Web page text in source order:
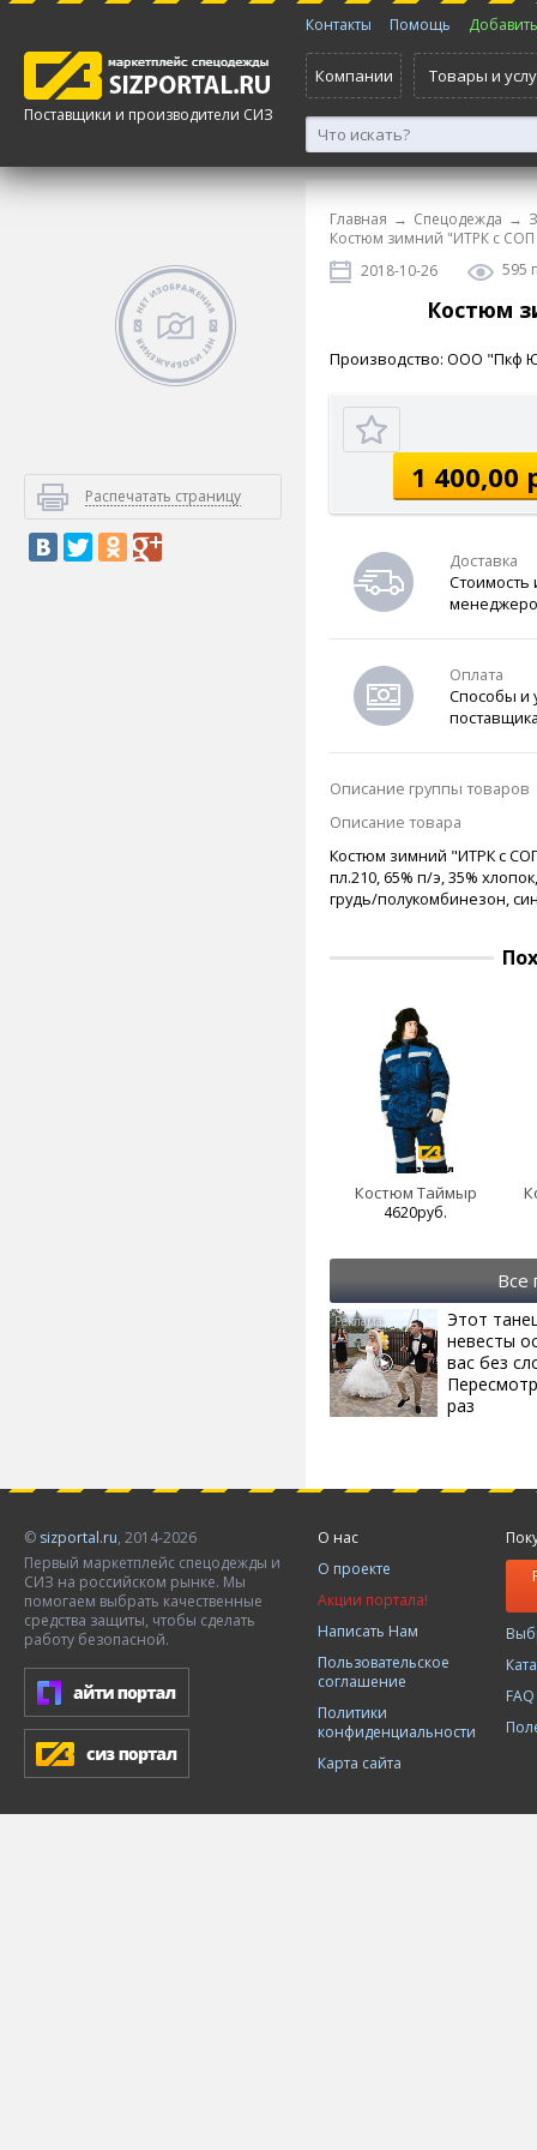
Поставщики и производители СИЗ
Контакты Помощь
Компании Товары и
Распечатать страницу
Главная → Спецодежда →
Костюм зимний "ИТРК с СОП
2018-10-26
595
Костюм
Производство: ООО "Пкф
1 400,00
Доставка
Стоимость
Оплата
Способы и
Описание группы товаров
Описание товара
Костюм зимний "ИТРК с
пл.210, 65% п/э, 35%
грудь/полукомбинезон,
Костюм Таймыр
4620руб.
Все
Этот
невесты
вас без
раз
© sizportal.ru, 2014-2026
Первый маркетплейс спецодежды и
СИЗ на российском рынке. Мы
помогаем выбрать качественные
средства защиты, чтобы сделать
работу безопасной.
О нас
О проекте
Акции портала!
Написать Нам
Пользовательское
соглашение
Политики
конфиденциальности
Карта сайта
FAQ